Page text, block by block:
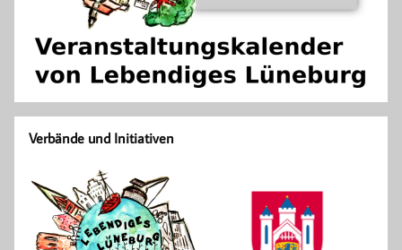
Verbände und Initiativen